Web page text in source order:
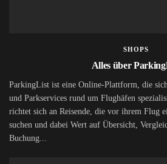
SHOPS
Alles über
ParkingList ist eine Online-Plattform, die
und Parkservices rund um Flughäfen
richtet sich an Reisende, die vor ihrem Flug
suchen und dabei Wert auf Übersicht,
Buchung...